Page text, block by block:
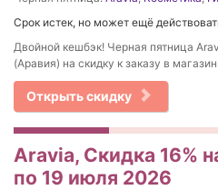
Срок истек, но может ещё
Двойной кешбэк! Черная пятница
(Аравия) на скидку к заказу в магазин.
Открыть скидку
Aravia, Скидка 16%
по 19 июля 2026